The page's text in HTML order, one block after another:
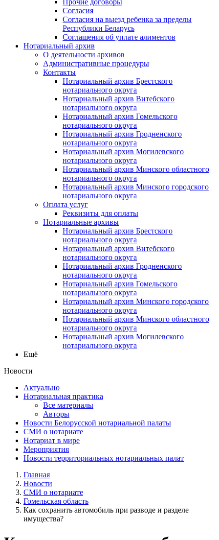
Согласия
Согласия на выезд ребенка за пределы
Республики Беларусь
Соглашения об уплате алиментов
Нотариальный архив
О деятельности архивов
Административные процедуры
Контакты
Нотариальный архив Брестского
нотариального округа
Нотариальный архив Витебского
нотариального округа
Нотариальный архив Гомельского
нотариального округа
Нотариальный архив Гродненского
нотариального округа
Нотариальный архив Могилевского
нотариального округа
Нотариальный архив Минского областного
нотариального округа
Нотариальный архив Минского городского
нотариального округа
Оплата услуг
Реквизиты для оплаты
Нотариальные архивы
Нотариальный архив Брестского
нотариального округа
Нотариальный архив Витебского
нотариального округа
Нотариальный архив Гродненского
нотариального округа
Нотариальный архив Гомельского
нотариального округа
Нотариальный архив Минского городского
нотариального округа
Нотариальный архив Минского областного
нотариального округа
Нотариальный архив Могилевского
нотариального округа
Ещё
Новости
Актуально
Нотариальная практика
Все материалы
Авторы
Новости Белорусской нотариальной палаты
СМИ о нотариате
Нотариат в мире
Мероприятия
Новости территориальных нотариальных палат
Главная
Новости
СМИ о нотариате
Гомельская область
Как сохранить автомобиль при разводе и разделе
имущества?